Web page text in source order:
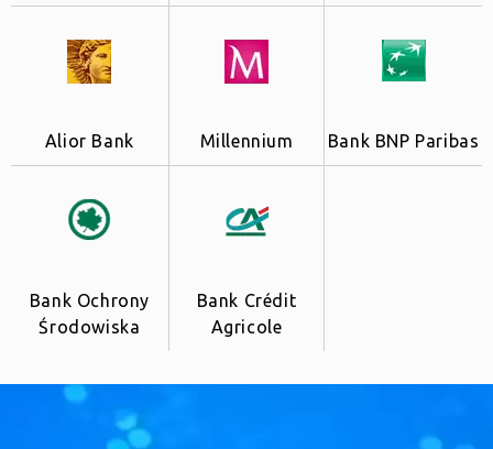
Alior Bank Millennium Bank BNP Paribas
Bank Ochrony
Środowiska
Bank Crédit
Agricole